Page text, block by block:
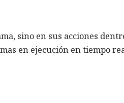
sino en sus acciones
en ejecución en tiempo